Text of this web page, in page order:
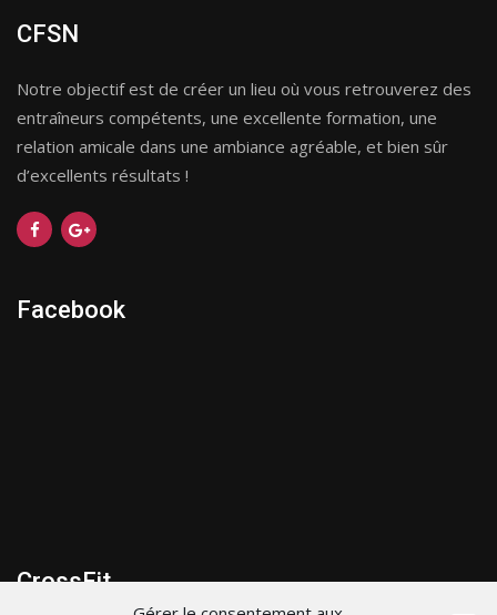
CFSN
Notre objectif est de créer un lieu où vous retrouverez des
entraîneurs compétents, une excellente formation, une
relation amicale dans une ambiance agréable, et bien sûr
d’excellents résultats !
Facebook
CrossFit